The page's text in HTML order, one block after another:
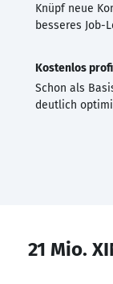
Knüpf neue
besseres Job-
Kostenlos
Schon als
deutlich
21 Mio.